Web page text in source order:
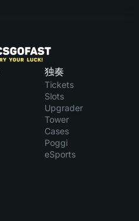
独奏
Tickets
Slots
Upgrader
Tower
Cases
Poggi
eSports